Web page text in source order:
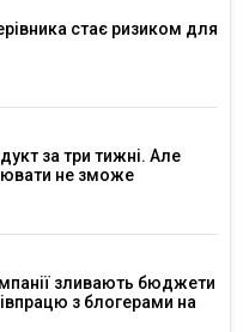
стає ризиком для
за три тижні. Але
не зможе
зливають бюджети
з блогерами на